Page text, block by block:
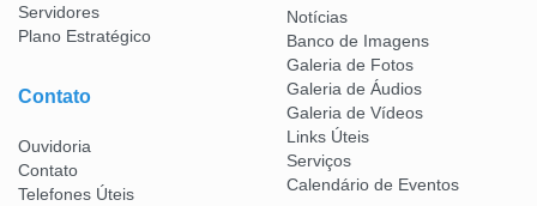
Servidores
Plano Estratégico
Contato
Ouvidoria
Contato
Telefones Úteis
Notícias
Banco de Imagens
Galeria de Fotos
Galeria de Áudios
Galeria de Vídeos
Links Úteis
Serviços
Calendário de Eventos